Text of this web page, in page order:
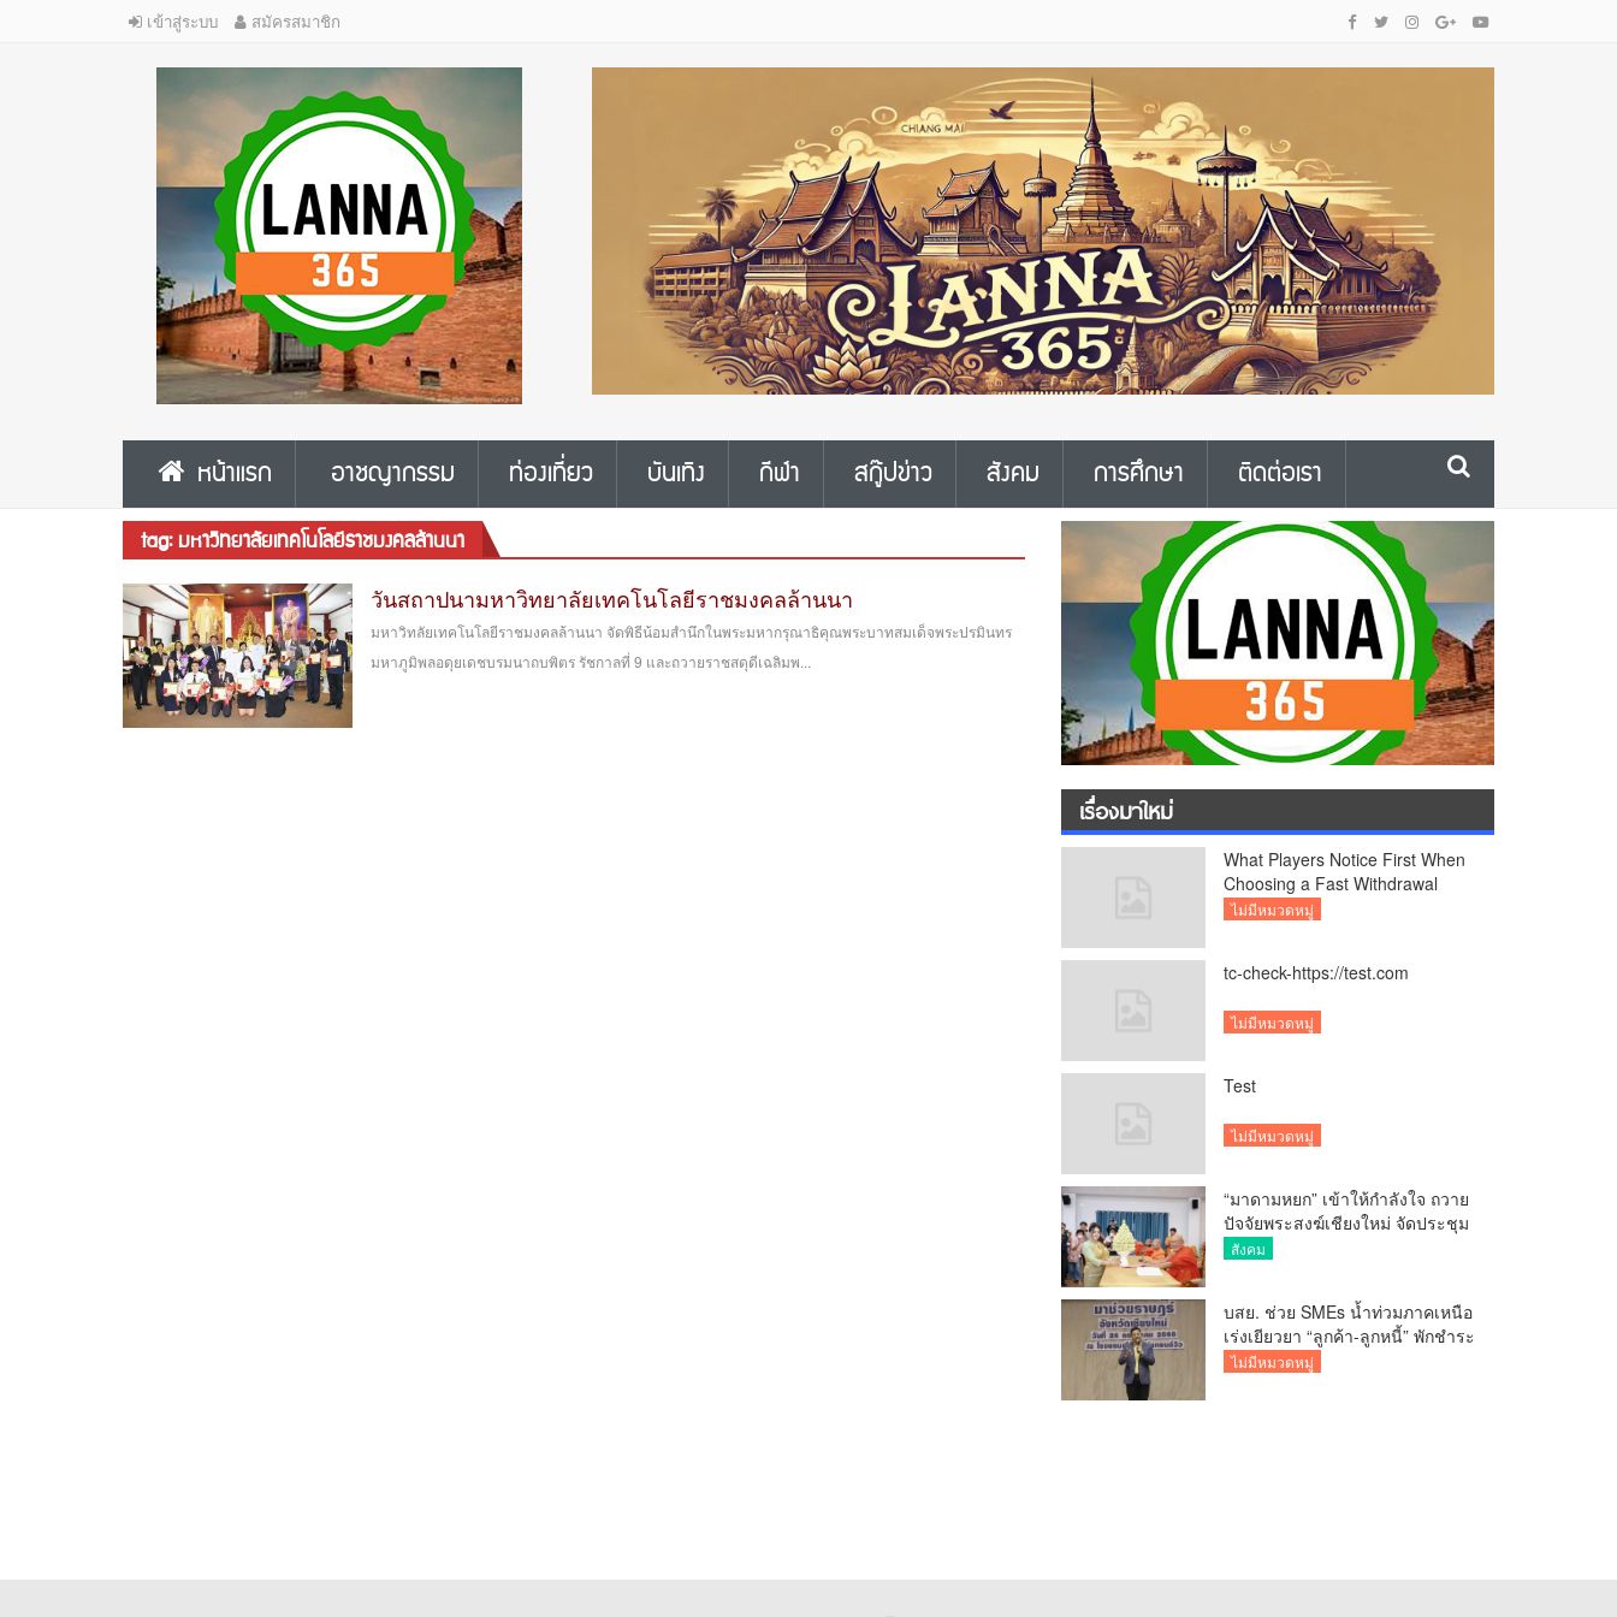
เข้าสู่ระบบ สมัครสมาชิก
หน้าแรก อาชญากรรม ท่องเที่ยว บันเทิง กีฬา สกู๊ปข่าว สังคม การศึกษา ติดต่อเรา
tag: มหาวิทยาลัยเทคโนโลยีราชมงคลล้านนา
วันสถาปนามหาวิทยาลัยเทคโนโลยีราชมงคลล้านนา
มหาวิทลัยเทคโนโลยีราชมงคลล้านนา จัดพิธีน้อมสำนึกในพระมหากรุณาธิคุณพระบาทสมเด็จพระปรมินทร
มหาภูมิพลอดุยเดชบรมนาถบพิตร รัชกาลที่ 9 และถวายราชสดุดีเฉลิมพ...
เรื่องมาใหม่
What Players Notice First When
Choosing a Fast Withdrawal
Casino UK
ไม่มีหมวดหมู่
tc-check-https://test.com
ไม่มีหมวดหมู่
Test
ไม่มีหมวดหมู่
“มาดามหยก” เข้าให้กำลังใจ ถวาย
ปัจจัยพระสงฆ์เชียงใหม่ จัดประชุม
ทำบัญชีรายรับรายจ่ายของวัด กว่า
สังคม
บสย. ช่วย SMEs น้ำท่วมภาคเหนือ
เร่งเยียวยา “ลูกค้า-ลูกหนี้” พักชำระ
ค่าธรรมเนียม-ค่างวด
ไม่มีหมวดหมู่